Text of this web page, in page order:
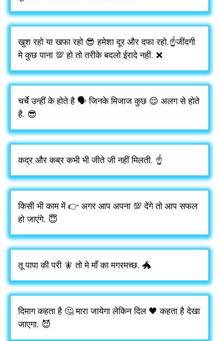
खुश रहो या खफा रहो 😎 हमेशा दूर और दफा रहो.☝️जींदगी
मे कुछ पाना 💯 हो तो तरीके बदलो ईरादे नही. ❌
चर्चे उन्हीं के होते है 🗣️ जिनके मिजाज कुछ 😌 अलग से होते
है. 😎
कद्र और कब्र कभी भी जीते जी नहीं मिलती. ☝️
किसी भी काम में 👉 अगर आप अपना 💯 देंगे तो आप सफल
हो जाएंगे. 😇
तू पापा की परी 🧚 तो मे माँ का मगरमच्छ. 🐲
दिमाग कहता है 🤔 मारा जायेगा लेकिन दिल 🖤 कहता है देखा
जाएगा. 😈